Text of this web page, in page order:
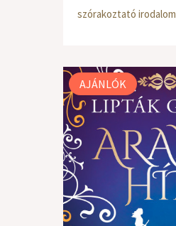
szórakoztató irodalom
AJÁNLÓK